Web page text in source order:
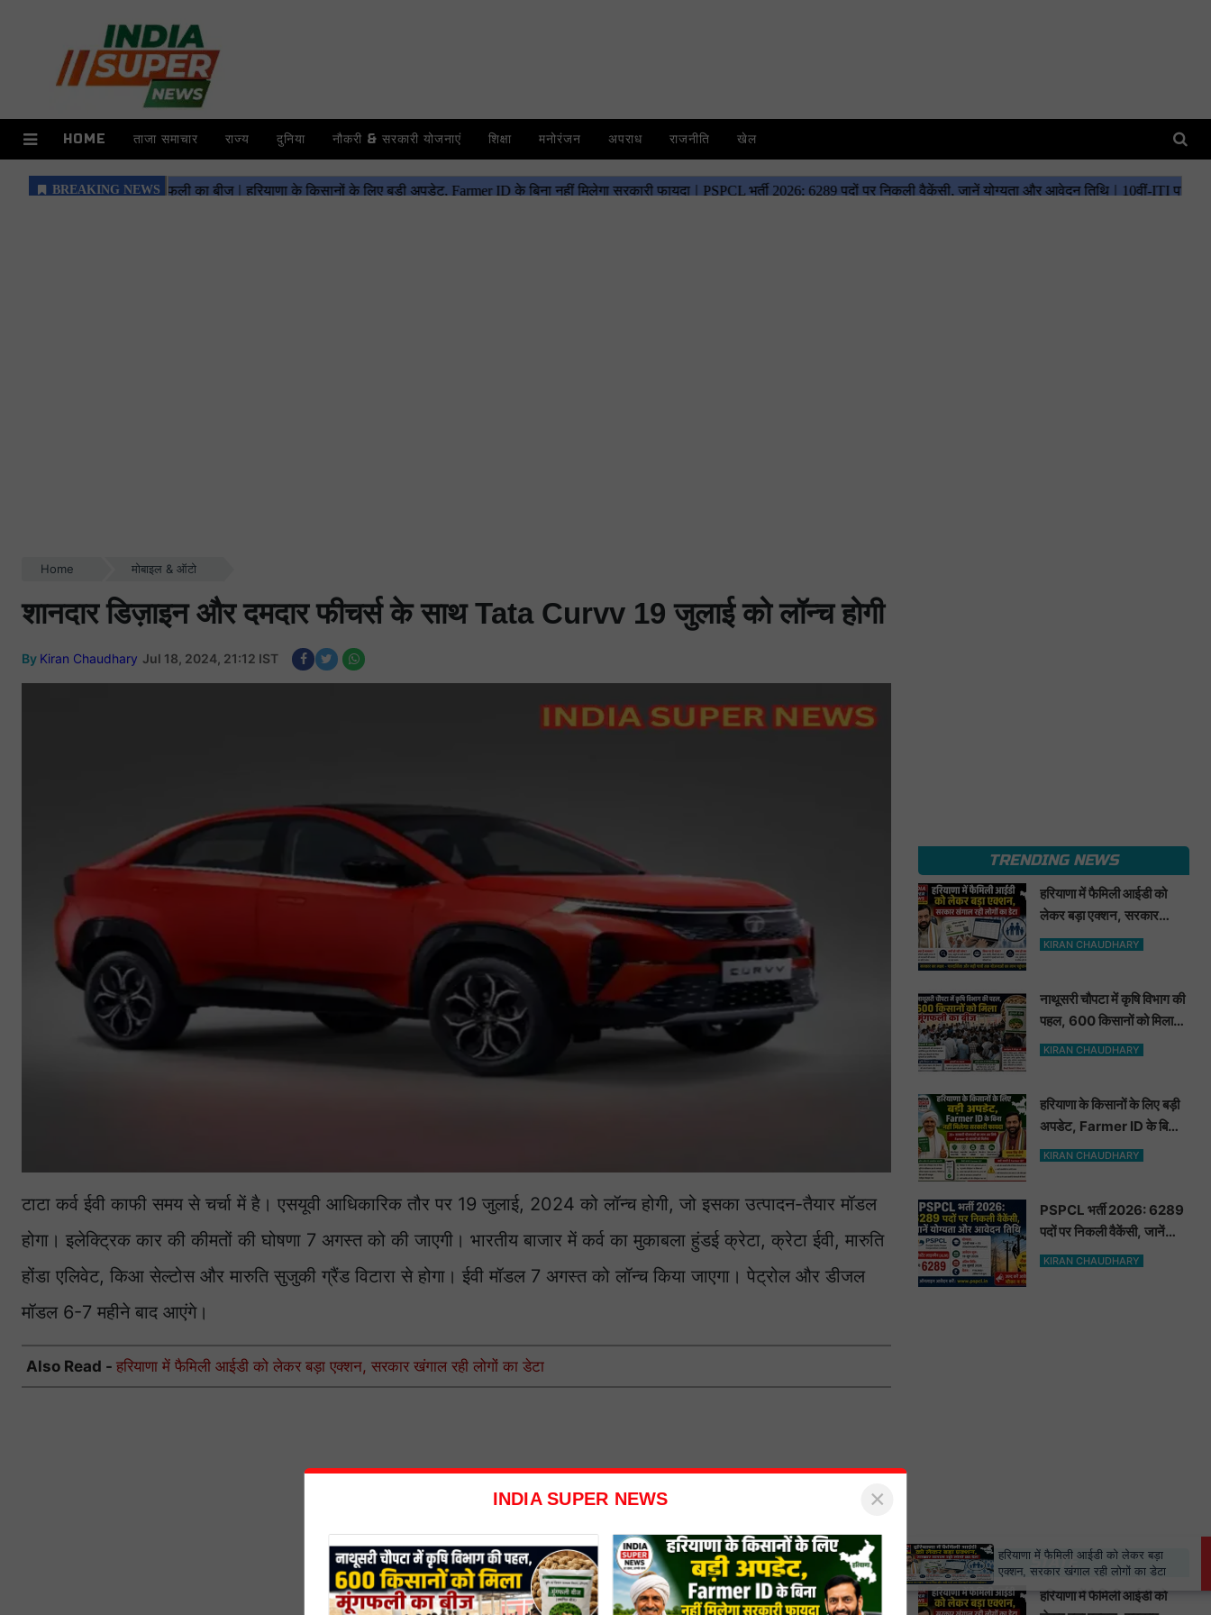
HOME ताजा समाचार राज्य दुनिया नौकरी & सरकारी योजनाएं शिक्षा मनोरंजन अपराध राजनीति खेल
Home मोबाइल & ऑटो
शानदार डिज़ाइन और दमदार फीचर्स के साथ Tata Curvv 19 जुलाई को लॉन्च होगी
By Kiran Chaudhary Jul 18, 2024, 21:12 IST
टाटा कर्व ईवी काफी समय से चर्चा में है। एसयूवी आधिकारिक तौर पर 19 जुलाई, 2024 को लॉन्च होगी, जो इसका उत्पादन-तैयार मॉडल
होगा। इलेक्ट्रिक कार की कीमतों की घोषणा 7 अगस्त को की जाएगी। भारतीय बाजार में कर्व का मुकाबला हुंडई क्रेटा, क्रेटा ईवी, मारुति
होंडा एलिवेट, किआ सेल्टोस और मारुति सुजुकी ग्रैंड विटारा से होगा। ईवी मॉडल 7 अगस्त को लॉन्च किया जाएगा। पेट्रोल और डीजल
मॉडल 6-7 महीने बाद आएंगे।
Also Read - हरियाणा में फैमिली आईडी को लेकर बड़ा एक्शन, सरकार खंगाल रही लोगों का डेटा
TRENDING NEWS
हरियाणा में फैमिली आईडी को
लेकर बड़ा एक्शन, सरकार
खंगाल रही लोगों का डेटा
KIRAN CHAUDHARY
नाथूसरी चौपटा में कृषि विभाग की
पहल, 600 किसानों को मिला
मूंगफली का बीज
KIRAN CHAUDHARY
हरियाणा के किसानों के लिए बड़ी
अपडेट, Farmer ID के बिना
नहीं मिलेगा सरकारी फायदा
KIRAN CHAUDHARY
PSPCL भर्ती 2026: 6289
पदों पर निकली वैकेंसी, जानें
योग्यता और आवेदन तिथि
KIRAN CHAUDHARY
STATE
हरियाणा में फैमिली आईडी को
हरियाणा में फैमिली आईडी को लेकर बड़ा
एक्शन, सरकार खंगाल रही लोगों का डेटा
INDIA SUPER NEWS ×